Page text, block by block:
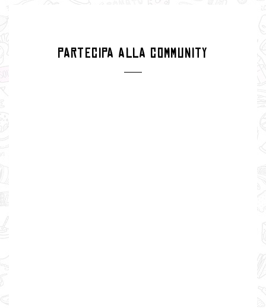
PARTECIPA ALLA COMMUNITY